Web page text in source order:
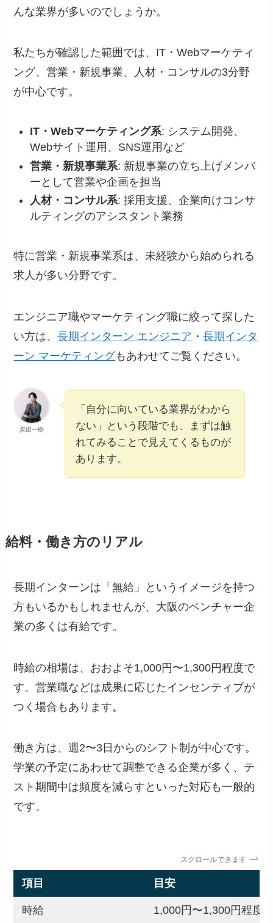
んな業界が多いのでしょうか。
私たちが確認した範囲では、IT・Webマーケティ
ング、営業・新規事業、人材・コンサルの3分野
が中心です。
IT・Webマーケティング系: システム開発、
Webサイト運用、SNS運用など
営業・新規事業系: 新規事業の立ち上げメンバ
ーとして営業や企画を担当
人材・コンサル系: 採用支援、企業向けコンサ
ルティングのアシスタント業務
特に営業・新規事業系は、未経験から始められる
求人が多い分野です。
エンジニア職やマーケティング職に絞って探した
い方は、長期インターン エンジニア ・長期インタ
ーン マーケティングもあわせてご覧ください。
炭田一樹
「自分に向いている業界がわから
ない」という段階でも、まずは触
れてみることで見えてくるものが
あります。
給料・働き方のリアル
長期インターンは「無給」というイメージを持つ
方もいるかもしれませんが、大阪のベンチャー企
業の多くは有給です。
時給の相場は、おおよそ1,000円〜1,300円程度で
す。営業職などは成果に応じたインセンティブが
つく場合もあります。
働き方は、週2〜3日からのシフト制が中心です。
学業の予定にあわせて調整できる企業が多く、テ
スト期間中は頻度を減らすといった対応も一般的
です。
スクロールできます
項目 目安
時給 1,000円〜1,300円程度